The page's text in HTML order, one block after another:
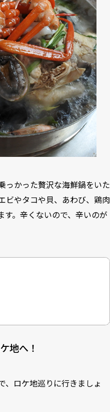
っかった贅沢な海鮮鍋をいた
ビやタコや貝、あわび、鶏肉
す。辛くないので、辛いのが
地へ！
、ロケ地巡りに行きましょ